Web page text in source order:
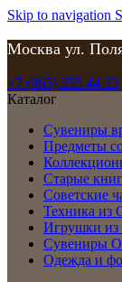
Skip to navigation
Москва ул.
+7 (965) 355 44 33
Каталог
Сувениры
Предметы
Старые
Советские
Техника из
Игрушки
Сувениры
Одежда и